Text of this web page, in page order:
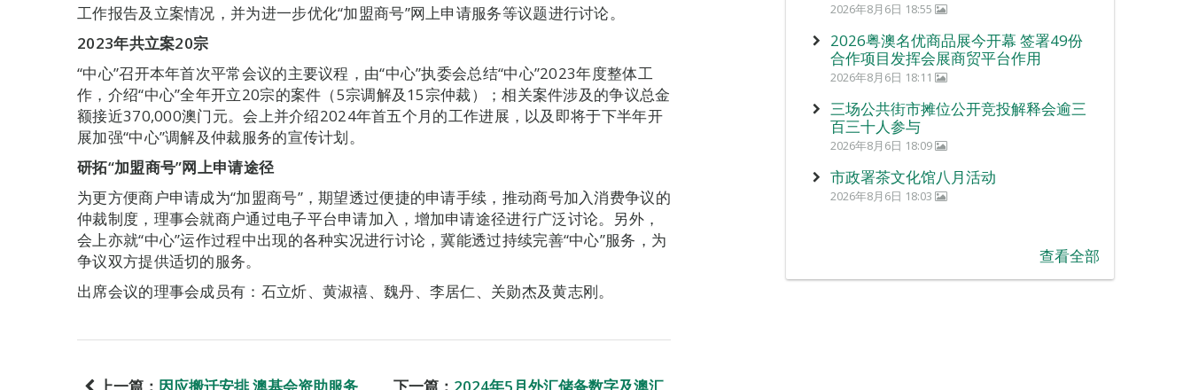
工作报告及立案情况，并为进一步优化“加盟商号”网上申请服务等议题进行讨论。
2023年共立案20宗
“中心”召开本年首次平常会议的主要议程，由“中心”执委会总结“中心”2023年度整体工
作，介绍“中心”全年开立20宗的案件（5宗调解及15宗仲裁）；相关案件涉及的争议总金
额接近370,000澳门元。会上并介绍2024年首五个月的工作进展，以及即将于下半年开
展加强“中心”调解及仲裁服务的宣传计划。
研拓“加盟商号”网上申请途径
为更方便商户申请成为“加盟商号”，期望透过便捷的申请手续，推动商号加入消费争议的
仲裁制度，理事会就商户通过电子平台申请加入，增加申请途径进行广泛讨论。另外，
会上亦就“中心”运作过程中出现的各种实况进行讨论，冀能透过持续完善“中心”服务，为
争议双方提供适切的服务。
出席会议的理事会成员有：石立炘、黄淑禧、魏丹、李居仁、关勋杰及黄志刚。
上一篇： 因应搬迁安排 澳基会资助服务 下一篇： 2024年5月外汇储备数字及澳汇
2026年8月6日 18:55
2026粤澳名优商品展今开幕 签署49份
合作项目发挥会展商贸平台作用
2026年8月6日 18:11
三场公共街市摊位公开竞投解释会逾三
百三十人参与
2026年8月6日 18:09
市政署茶文化馆八月活动
2026年8月6日 18:03
查看全部